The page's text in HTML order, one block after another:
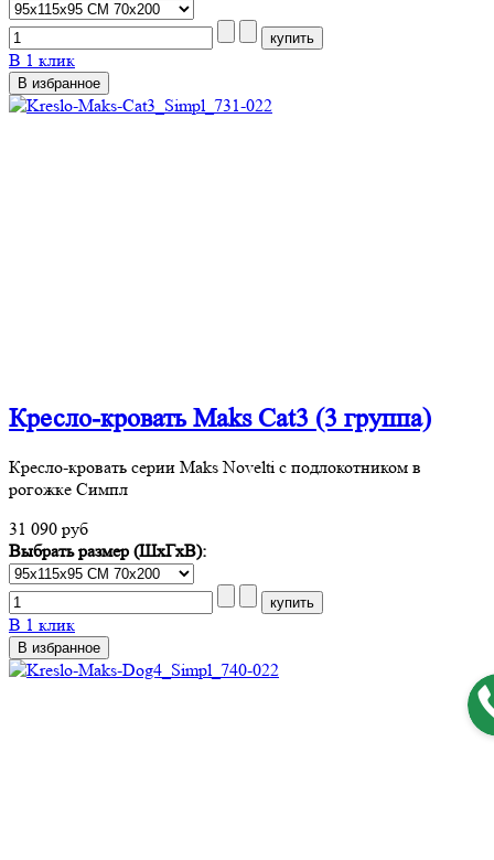
В 1 клик
В избранное
Кресло-кровать Maks Cat3 (3 группа)
Кресло-кровать серии Maks Novelti с подлокотником в
рогожке Симпл
31 090 руб
Выбрать размер (ШхГхВ):
В 1 клик
В избранное